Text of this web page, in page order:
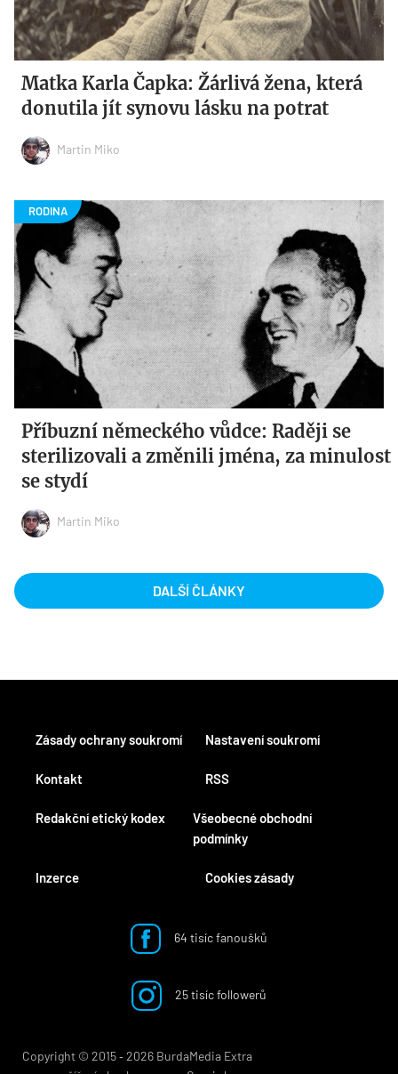
Matka Karla Čapka: Žárlivá žena, která
donutila jít synovu lásku na potrat
Martin Miko
Příbuzní německého vůdce: Raději se
sterilizovali a změnili jména, za minulost
se stydí
Martin Miko
DALŠÍ ČLÁNKY
Kontakt
Redakční etický kodex
Inzerce
RSS
Všeobecné obchodní
podmínky
Cookies zásady
Zásady ochrany soukromí Nastavení soukromí
64 tisíc fanoušků
25 tisíc followerů
Copyright © 2015 ‐ 2026 BurdaMedia Extra